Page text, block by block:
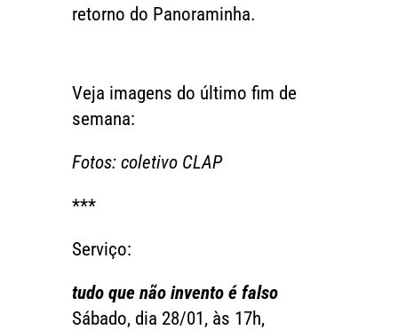
retorno do Panoraminha.
Veja imagens do último fim de
semana:
Fotos: coletivo CLAP
***
Serviço:
tudo que não invento é falso
Sábado, dia 28/01, às 17h,